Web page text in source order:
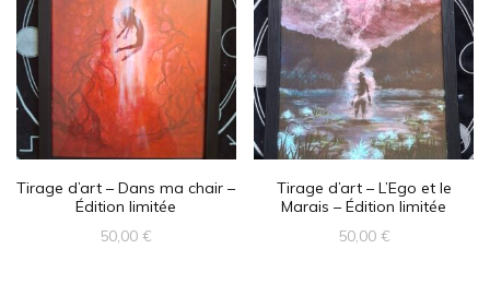
Tirage d’art – Dans ma chair –
Édition limitée
50,00€
Tirage d’art – L’Ego et le
Marais – Édition limitée
50,00 €